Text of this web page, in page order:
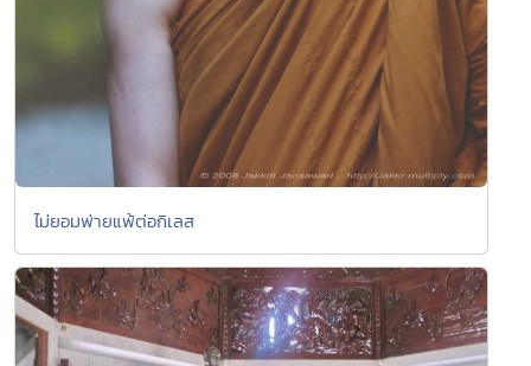
ไม่ยอมพ่ายแพ้ต่อกิเลส